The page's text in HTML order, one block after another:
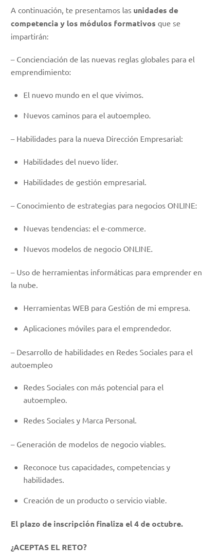
A continuación, te presentamos las unidades de
competencia y los módulos formativos que se
impartirán:
– Concienciación de las nuevas reglas globales para el
emprendimiento:
El nuevo mundo en el que vivimos.
Nuevos caminos para el autoempleo.
– Habilidades para la nueva Dirección Empresarial:
Habilidades del nuevo líder.
Habilidades de gestión empresarial.
– Conocimiento de estrategias para negocios ONLINE:
Nuevas tendencias: el e-commerce.
Nuevos modelos de negocio ONLINE.
– Uso de herramientas informáticas para emprender en
la nube.
Herramientas WEB para Gestión de mi empresa.
Aplicaciones móviles para el emprendedor.
– Desarrollo de habilidades en Redes Sociales para el
autoempleo
Redes Sociales con más potencial para el
autoempleo.
Redes Sociales y Marca Personal.
– Generación de modelos de negocio viables.
Reconoce tus capacidades, competencias y
habilidades.
Creación de un producto o servicio viable.
El plazo de inscripción finaliza el 4 de octubre.
¿ACEPTAS EL RETO?